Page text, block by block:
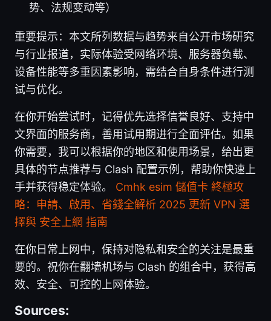
势、法规变动等）
重要提示：本文所列数据与趋势来自公开市场研究
与行业报道，实际体验受网络环境、服务器负载、
设备性能等多重因素影响，需结合自身条件进行测
试与优化。
在你开始尝试时，记得优先选择信誉良好、支持中
文界面的服务商，善用试用期进行全面评估。如果
你需要，我可以根据你的地区和使用场景，给出更
具体的节点推荐与 Clash 配置示例，帮助你快速上
手并获得稳定体验。 Cmhk esim 儲值卡 終極攻
略：申請、啟用、省錢全解析 2025 更新 VPN 選
擇與 安全上網 指南
在你日常上网中，保持对隐私和安全的关注是最重
要的。祝你在翻墙机场与 Clash 的组合中，获得高
效、安全、可控的上网体验。
Sources: